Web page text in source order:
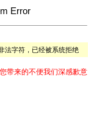
Error
法字符，已经被系统拒绝
带来的不便我们深感歉意